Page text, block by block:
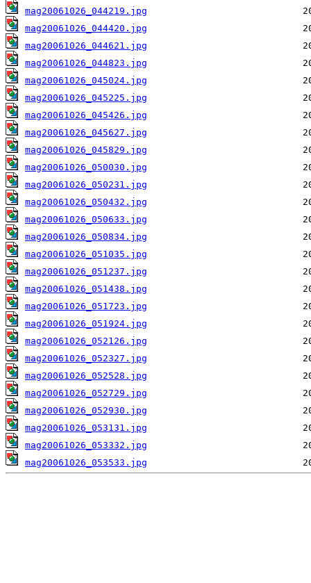
mag20061026_044219.jpg
mag20061026_044420.jpg
mag20061026_044621.jpg
mag20061026_044823.jpg
mag20061026_045024.jpg
mag20061026_045225.jpg
mag20061026_045426.jpg
mag20061026_045627.jpg
mag20061026_045829.jpg
mag20061026_050030.jpg
mag20061026_050231.jpg
mag20061026_050432.jpg
mag20061026_050633.jpg
mag20061026_050834.jpg
mag20061026_051035.jpg
mag20061026_051237.jpg
mag20061026_051438.jpg
mag20061026_051723.jpg
mag20061026_051924.jpg
mag20061026_052126.jpg
mag20061026_052327.jpg
mag20061026_052528.jpg
mag20061026_052729.jpg
mag20061026_052930.jpg
mag20061026_053131.jpg
mag20061026_053332.jpg
mag20061026_053533.jpg